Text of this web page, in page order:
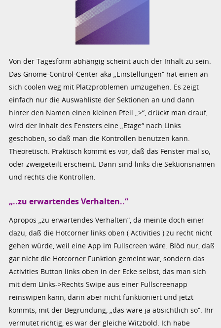
Von der Tagesform abhängig scheint auch der Inhalt zu sein.
Das Gnome-Control-Center aka „Einstellungen“ hat einen an
sich coolen weg mit Platzproblemen umzugehen. Es zeigt
einfach nur die Auswahliste der Sektionen an und dann
hinter den Namen einen kleinen Pfeil „>“, drückt man drauf,
wird der Inhalt des Fensters eine „Etage“ nach Links
geschoben, so daß man die Kontrollen benutzen kann.
Theoretisch. Praktisch kommt es vor, daß das Fenster mal so,
oder zweigeteilt erscheint. Dann sind links die Sektionsnamen
und rechts die Kontrollen.
„..zu erwartendes Verhalten..“
Apropos „zu erwartendes Verhalten“, da meinte doch einer
dazu, daß die Hotcorner links oben ( Activities ) zu recht nicht
gehen würde, weil eine App im Fullscreen wäre. Blöd nur, daß
gar nicht die Hotcorner Funktion gemeint war, sondern das
Activities Button links oben in der Ecke selbst, das man sich
mit dem Links->Rechts Swipe aus einer Fullscreenapp
reinswipen kann, dann aber nicht funktioniert und jetzt
kommts, mit der Begründung, „das wäre ja absichtlich so“. Ihr
vermutet richtig, es war der gleiche Witzbold. Ich habe